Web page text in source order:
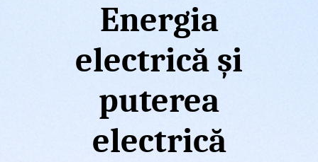
Energia
electrică și
puterea
electrică